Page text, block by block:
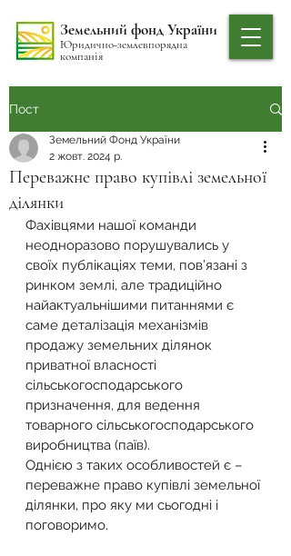
Земельний фонд України
Юридично-землевпорядна
компанія
Пост
Переважне право купівлі земельної
ділянки
Земельний Фонд України
2 жовт. 2024 р.
Фахівцями нашої команди
неодноразово порушувались у
своїх публікаціях теми, пов’язані з
ринком землі, але традиційно
найактуальнішими питаннями є
саме деталізація механізмів
продажу земельних ділянок
приватної власності
сільськогосподарського
призначення, для ведення
товарного сільськогосподарського
виробництва (паїв).
Однією з таких особливостей є –
переважне право купівлі земельної
ділянки, про яку ми сьогодні і
поговоримо.